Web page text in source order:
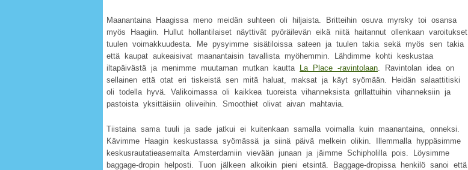
Maanantaina Haagissa meno meidän suhteen oli hiljaista. Britteihin osuva myrsky toi osansa
myös Haagiin. Hullut hollantilaiset näyttivät pyöräilevän eikä niitä haitannut ollenkaan varoitukset
tuulen voimakkuudesta. Me pysyimme sisätiloissa sateen ja tuulen takia sekä myös sen takia
että kaupat aukeaisivat maanantaisin tavallista myöhemmin. Lähdimme kohti keskustaa
iltapäivästä ja menimme muutaman mutkan kautta La Place -ravintolaan. Ravintolan idea on
sellainen että otat eri tiskeistä sen mitä haluat, maksat ja käyt syömään. Heidän salaattitiski
oli todella hyvä. Valikoimassa oli kaikkea tuoreista vihanneksista grillattuihin vihanneksiin ja
pastoista yksittäisiin oliiveihin. Smoothiet olivat aivan mahtavia.
Tiistaina sama tuuli ja sade jatkui ei kuitenkaan samalla voimalla kuin maanantaina, onneksi.
Kävimme Haagin keskustassa syömässä ja siinä päivä melkein olikin. Illemmalla hyppäsimme
keskusrautatieasemalta Amsterdamiin vievään junaan ja jäimme Schipholilla pois. Löysimme
baggage-dropin helposti. Tuon jälkeen alkoikin pieni etsintä. Baggage-dropissa henkilö sanoi että